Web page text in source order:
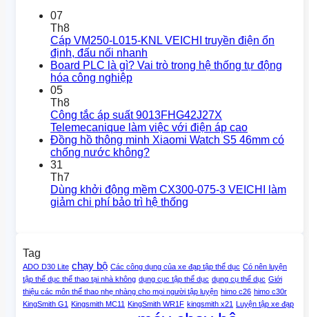
07
Th8
Cáp VM250-L015-KNL VEICHI truyền điện ổn
định, đấu nối nhanh
Board PLC là gì? Vai trò trong hệ thống tự động
hóa công nghiệp
05
Th8
Công tắc áp suất 9013FHG42J27X
Telemecanique làm việc với điện áp cao
Đồng hồ thông minh Xiaomi Watch S5 46mm có
chống nước không?
31
Th7
Dùng khởi động mềm CX300-075-3 VEICHI làm
giảm chi phí bảo trì hệ thống
Tag
ADO D30 Lite chạy bộ Các công dụng của xe đạp tập thể dục Có nên luyện
tập thể dục thể thao tại nhà không dụng cục tập thể dục dụng cụ thể dục Giới
thiệu các môn thể thao nhẹ nhàng cho mọi người tập luyện himo c26 himo c30r
KingSmith G1
Kingsmith MC11 KingSmith WR1F kingsmith x21 Luyện tập xe đạp